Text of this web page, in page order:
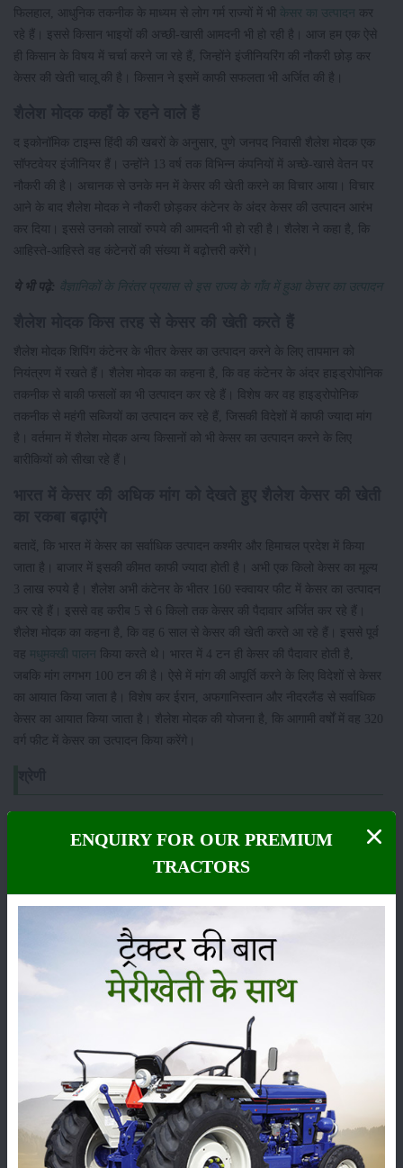
फिलहाल, आधुनिक तकनीक के माध्यम से लोग गर्म राज्यों में भी
केसर का उत्पादन कर
रहे हैं। इससे किसान भाइयों की अच्छी-खासी आमदनी भी हो रही है। आज हम एक ऐसे
ही किसान के विषय में चर्चा करने जा रहे हैं, जिन्होंने इंजीनियरिंग की नौकरी छोड़ कर
केसर की खेती चालू की है। किसान ने इसमें काफी सफलता भी अर्जित की है।
द इकोनॉमिक टाइम्स हिंदी की खबरों के अनुसार, पुणे जनपद निवासी शैलेश मोदक एक
सॉफ्टवेयर इंजीनियर हैं। उन्होंने 13 वर्ष तक विभिन्न कंपनियों में अच्छे-खासे वेतन पर
नौकरी की है। अचानक से उनके मन में केसर की खेती करने का विचार आया। विचार
आने के बाद शैलेश मोदक ने नौकरी छोड़कर कंटेनर के अंदर केसर की उत्पादन आरंभ
कर दिया। इससे उनको लाखों रुपये की आमदनी भी हो रही है। शैलेश ने कहा है, कि
आहिस्ते-आहिस्ते वह कंटेनरों की संख्या में बढ़ोत्तरी करेंगे।
ये भी पढ़े: वैज्ञानिकों के निरंतर प्रयास से इस राज्य के गाँव में हुआ केसर का उत्पादन
शैलेश मोदक शिपिंग कंटेनर के भीतर केसर का उत्पादन करने के लिए तापमान को
नियंत्रण में रखते हैं। शैलेश मोदक का कहना है, कि वह कंटेनर के अंदर हाइड्रोपोनिक
तकनीक से बाकी फसलों का भी उत्पादन कर रहे हैं। विशेष कर वह हाइड्रोपोनिक
तकनीक से महंगी सब्जियों का उत्पादन कर रहे हैं, जिसकी विदेशों में काफी ज्यादा मांग
है। वर्तमान में शैलेश मोदक अन्य किसानों को भी केसर का उत्पादन करने के लिए
बारीकियों को सीखा रहे हैं।
बतादें, कि भारत में केसर का सर्वाधिक उत्पादन कश्मीर और हिमाचल प्रदेश में किया
जाता है। बाजार में इसकी कीमत काफी ज्यादा होती है। अभी एक किलो केसर का मूल्य
3 लाख रुपये है। शैलेश अभी कंटेनर के भीतर 160 स्क्वायर फीट में केसर का उत्पादन
कर रहे हैं। इससे वह करीब 5 से 6 किलो तक केसर की पैदावार अर्जित कर रहे हैं।
शैलेश मोदक का कहना है, कि वह 6 साल से केसर की खेती करते आ रहे हैं। इससे पूर्व
वह मधुमक्खी पालन किया करते थे। भारत में 4 टन ही केसर की पैदावार होती है,
जबकि मांग लगभग 100 टन की है। ऐसे में मांग की आपूर्ति करने के लिए विदेशों से केसर
का आयात किया जाता है। विशेष कर ईरान, अफगानिस्तान और नीदरलैंड से सर्वाधिक
केसर का आयात किया जाता है। शैलेश मोदक की योजना है, कि आगामी वर्षों में वह 320
वर्ग फीट में केसर का उत्पादन किया करेंगे।
कीटनाशक पशुपालन
कृषि यंत्र समाचार
ENQUIRY FOR OUR PREMIUM
TRACTORS